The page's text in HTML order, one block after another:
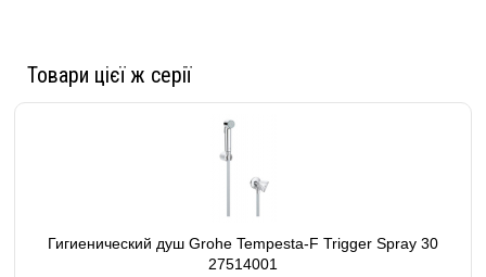
Товари цієї ж серії
Гигиенический душ Grohe Tempesta-F Trigger Spray 30
27514001